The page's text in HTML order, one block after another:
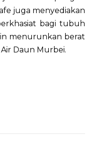
juga menyediakan
bagi tubuh
menurunkan berat
Daun Murbei.